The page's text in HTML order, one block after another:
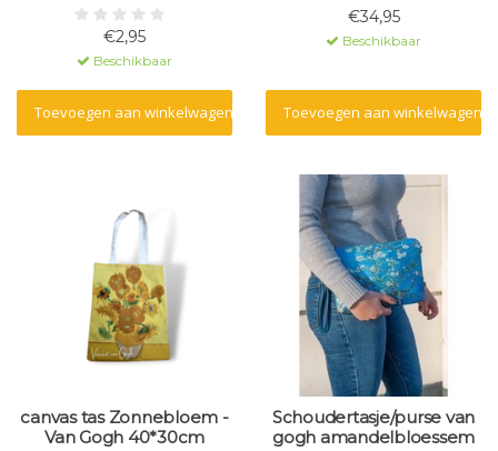
€2,95
Beschikbaar
Toevoegen aan winkelwagen
€34,95
Beschikbaar
Toevoegen aan winkelwagen
canvas tas Zonnebloem -
Van Gogh 40*30cm
Schoudertasje/purse van
gogh amandelbloessem